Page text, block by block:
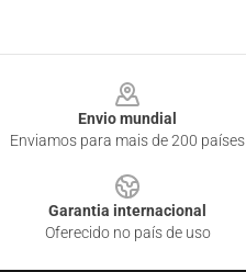
Envio mundial
Enviamos para mais de 200 países
Garantia internacional
Oferecido no país de uso